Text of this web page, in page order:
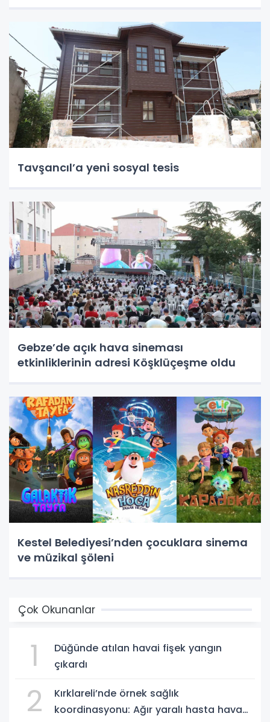
Tavşancıl’a yeni sosyal tesis
Gebze’de açık hava sineması
etkinliklerinin adresi Köşklüçeşme oldu
Kestel Belediyesi’nden çocuklara sinema
ve müzikal şöleni
Çok Okunanlar
1
Düğünde atılan havai fişek yangın
çıkardı
2
Kırklareli’nde örnek sağlık
koordinasyonu: Ağır yaralı hasta hava